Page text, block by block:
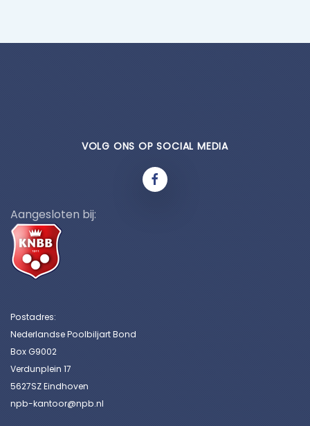
VOLG ONS OP SOCIAL MEDIA
Aangesloten bij:
Postadres:
Nederlandse Poolbiljart Bond
Box G9002
Verdunplein 17
5627SZ Eindhoven
npb-kantoor@npb.nl